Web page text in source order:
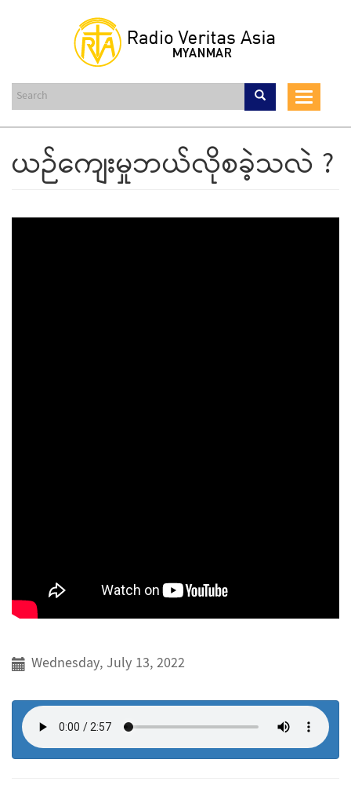
content
Toggle
ယဉ်ကျေးမှုဘယ်လိုစခဲ့သလဲ ?
Wednesday, July 13, 2022